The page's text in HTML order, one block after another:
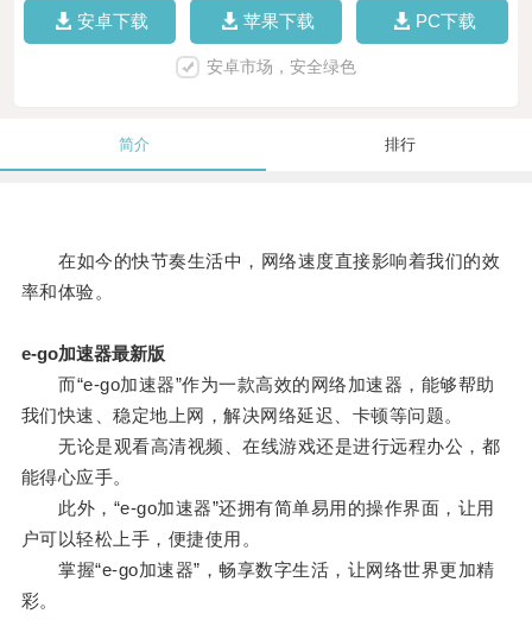
安卓下载 苹果下载 PC下载
安卓市场，安全绿色
简介 排行
在如今的快节奏生活中，网络速度直接影响着我们的效
率和体验。
e-go加速器最新版
而“e-go加速器”作为一款高效的网络加速器，能够帮助
我们快速、稳定地上网，解决网络延迟、卡顿等问题。
无论是观看高清视频、在线游戏还是进行远程办公，都
能得心应手。
此外，“e-go加速器”还拥有简单易用的操作界面，让用
户可以轻松上手，便捷使用。
掌握“e-go加速器”，畅享数字生活，让网络世界更加精
彩。